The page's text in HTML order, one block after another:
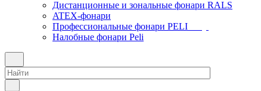
Дистанционные и зональные фонари RALS
ATEX-фонари
Профессиональные фонари PELI
Налобные фонари Peli